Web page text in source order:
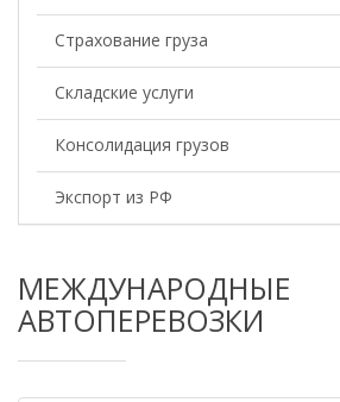
Страхование груза
Складские услуги
Консолидация грузов
Экспорт из РФ
МЕЖДУНАРОДНЫЕ
АВТОПЕРЕВОЗКИ